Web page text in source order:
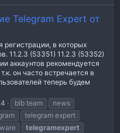
Telegram Expert от
в которых
11.2.3 (53351) 11.2.3 (53352)
аккаунтов рекомендуется
он часто встречается в
теперь будем
blb team
news
telegram expert
telegramexpert